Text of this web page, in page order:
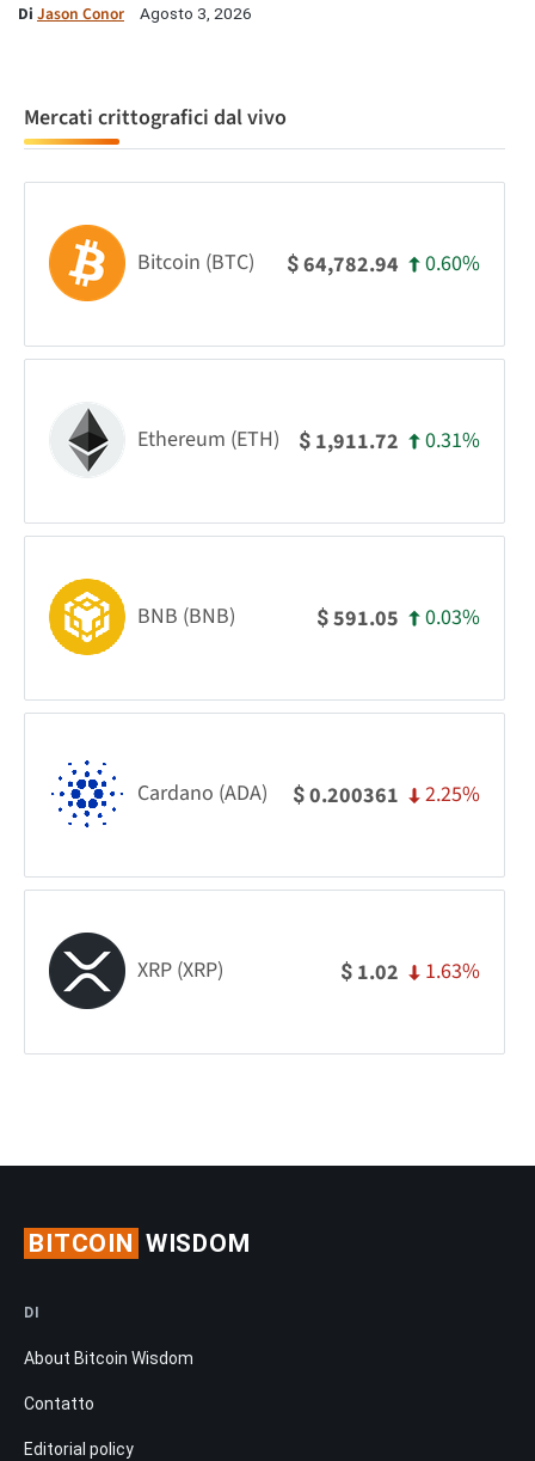
Di Jason Conor Agosto 3, 2026
Mercati crittografici dal vivo
Bitcoin (BTC) $64,782.94 0.60%
Ethereum (ETH) $ 1,911.72 0.31%
BNB (BNB) $591.05 0.03%
Cardano (ADA) $0.200361 2.25%
XRP (XRP) $ 1.02 1.63%
BITCOIN WISDOM
DI
About Bitcoin Wisdom
Contatto
Editorial policy